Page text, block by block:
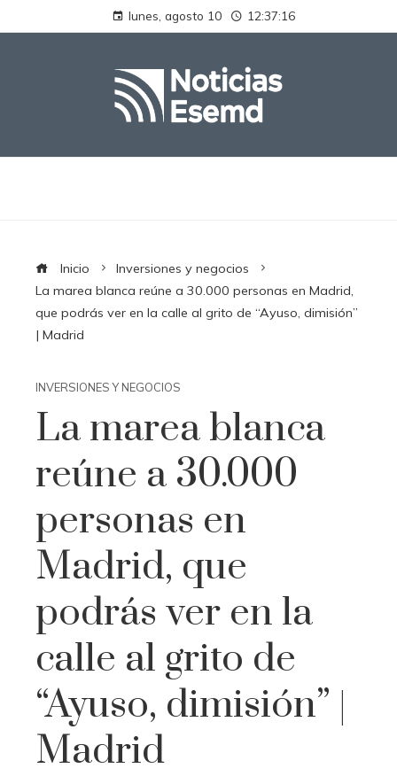
lunes, agosto 10 12:37:16
Inicio
Inversiones y negocios
La marea blanca reúne a 30.000 personas en Madrid,
que podrás ver en la calle al grito de “Ayuso, dimisión”
| Madrid
INVERSIONES Y NEGOCIOS
La marea blanca
reúne a 30.000
personas en
Madrid, que
podrás ver en la
calle al grito de
“Ayuso, dimisión” |
Madrid